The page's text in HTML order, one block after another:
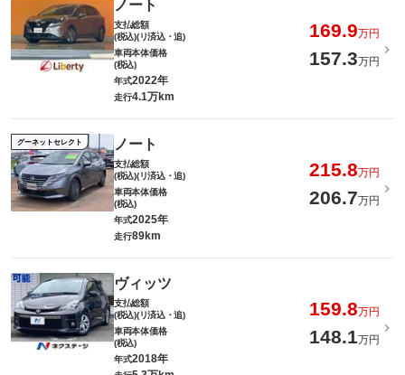
ノート
支払総額
(税込)(リ済込・追)
169.9万円
車両本体価格
(税込)
157.3万円
年式2022年
走行4.1万km
グーネットセレクト ノート
支払総額
(税込)(リ済込・追)
215.8万円
車両本体価格
(税込)
206.7万円
年式2025年
走行89km
ヴィッツ
支払総額
(税込)(リ済込・追)
159.8万円
車両本体価格
(税込)
148.1万円
年式2018年